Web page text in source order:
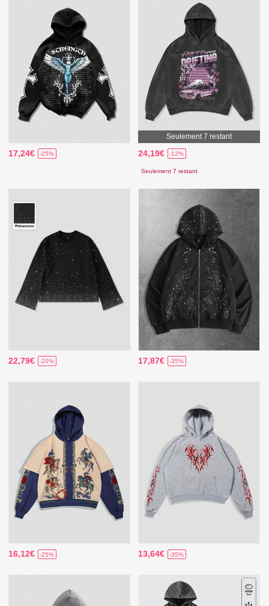
17,24€ -25%
Seulement 7 restant
24,19€ -12%
Seulement 7 restant
22,79€ -20% 17,87€ -35%
16,12€ -25% 13,64€ -35%